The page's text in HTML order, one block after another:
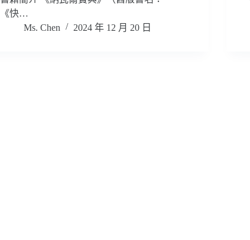
《快…
Ms. Chen
2024 年 12 月 20 日